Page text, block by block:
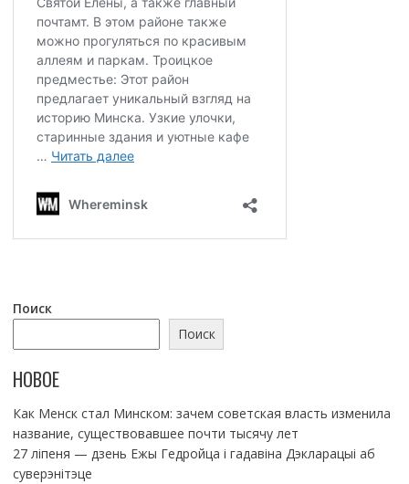
Поиск
Поиск
НОВОЕ
Как Менск стал Минском: зачем советская власть изменила
название, существовавшее почти тысячу лет
27 ліпеня — дзень Ежы Гедройца і гадавіна Дэкларацыі аб
суверэнітэце